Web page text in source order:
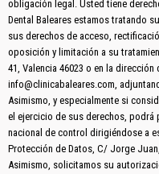
obligación legal. Usted tiene
Dental Baleares estamos tratando
sus derechos de acceso,
oposición y limitación a su
41, Valencia 46023 o en la
info@clinicabaleares.com,
Asimismo, y especialmente si
el ejercicio de sus derechos, podrá
nacional de control dirigiéndose a
Protección de Datos, C/ Jorge
Asimismo, solicitamos su